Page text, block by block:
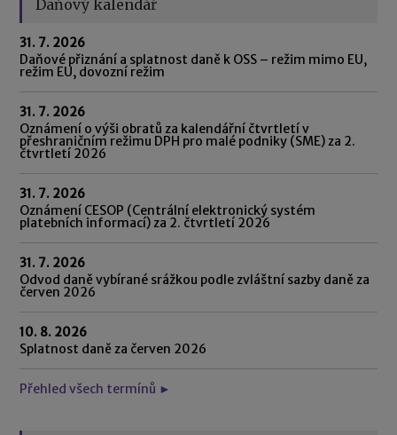
Daňový kalendář
31. 7. 2026
Daňové přiznání a splatnost daně k OSS – režim mimo EU,
režim EU, dovozní režim
31. 7. 2026
Oznámení o výši obratů za kalendářní čtvrtletí v
přeshraničním režimu DPH pro malé podniky (SME) za 2.
čtvrtletí 2026
31. 7. 2026
Oznámení CESOP (Centrální elektronický systém
platebních informací) za 2. čtvrtletí 2026
31. 7. 2026
Odvod daně vybírané srážkou podle zvláštní sazby daně za
červen 2026
10. 8. 2026
Splatnost daně za červen 2026
Přehled všech termínů ►